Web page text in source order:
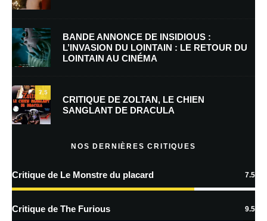
E-mail
Enregistrer mon nom, mon e-mail et mon site dans le navigateur pour
mon prochain commentaire.
Prévenez-moi de tous les nouveaux commentaires par e-mail.
Prévenez-moi de tous les nouveaux articles par e-mail.
En savoir
traitées
BANDE ANNONCE DE INSIDIOUS :
L’INVASION DU LOINTAIN : LE RETOUR DU
LOINTAIN AU CINÉMA
7.5
CRITIQUE DE ZOLTAN, LE CHIEN
SANGLANT DE DRACULA
NOS DERNIÈRES CRITIQUES
Critique de Le Monstre du placard 7.5
Critique de The Furious 9.5